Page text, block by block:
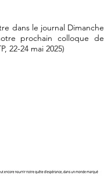
dans le journal Dimanche
prochain colloque de
22-24 mai 2025)